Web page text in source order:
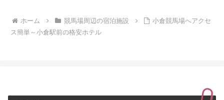
ホーム 競馬場周辺の宿泊施設
小倉競馬場へアクセ
ス簡単～小倉駅前の格安ホテル